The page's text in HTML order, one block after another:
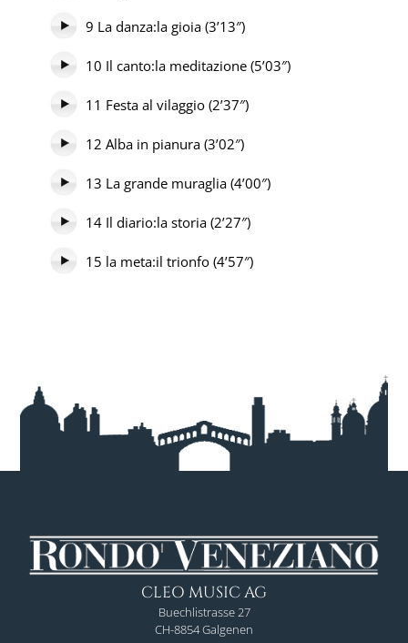
9 La danza:la gioia (3’13″)
10 Il canto:la meditazione (5’03″)
11 Festa al vilaggio (2’37″)
12 Alba in pianura (3’02″)
13 La grande muraglia (4’00″)
14 Il diario:la storia (2’27″)
15 la meta:il trionfo (4’57″)
CLEO MUSIC AG
Buechlistrasse 27
CH-8854 Galgenen